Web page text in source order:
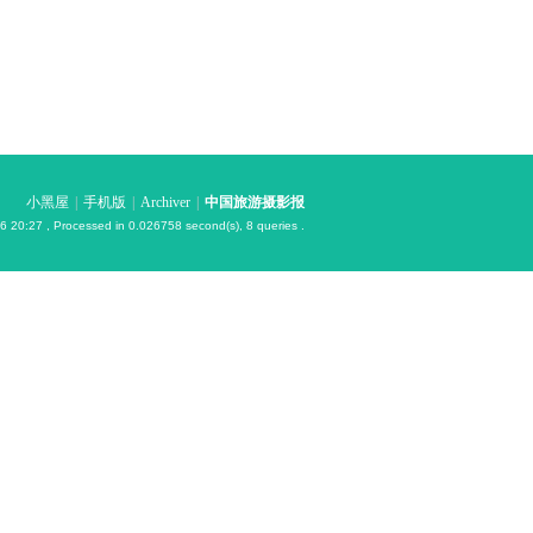
小黑屋 手机版 Archiver 中国旅游摄影报
20:27 , Processed in 0.026758 second(s), 8 queries .